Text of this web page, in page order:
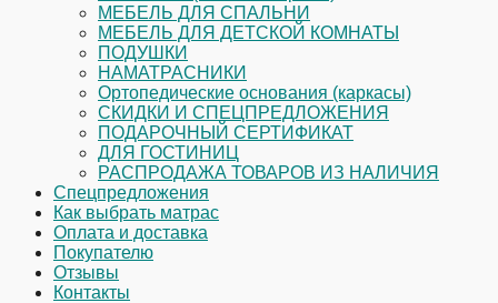
МЕБЕЛЬ ДЛЯ СПАЛЬНИ
МЕБЕЛЬ ДЛЯ ДЕТСКОЙ КОМНАТЫ
ПОДУШКИ
НАМАТРАСНИКИ
Ортопедические основания (каркасы)
СКИДКИ И СПЕЦПРЕДЛОЖЕНИЯ
ПОДАРОЧНЫЙ СЕРТИФИКАТ
ДЛЯ ГОСТИНИЦ
РАСПРОДАЖА ТОВАРОВ ИЗ НАЛИЧИЯ
Спецпредложения
Как выбрать матрас
Оплата и доставка
Покупателю
Отзывы
Контакты